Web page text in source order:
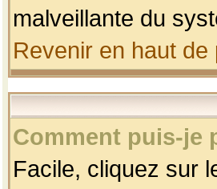
malveillante du
Revenir en haut de
Comment puis-je
Facile, cliquez sur